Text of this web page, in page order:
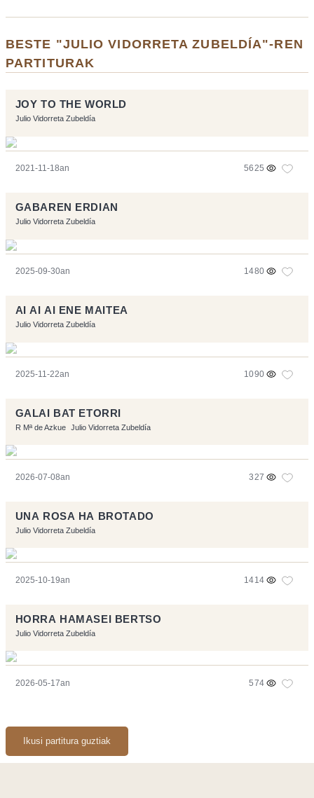
BESTE "JULIO VIDORRETA ZUBELDÍA"-REN
PARTITURAK
JOY TO THE WORLD
Julio Vidorreta Zubeldía
2021-11-18an 5625
GABAREN ERDIAN
Julio Vidorreta Zubeldía
2025-09-30an 1480
AI AI AI ENE MAITEA
Julio Vidorreta Zubeldía
2025-11-22an 1090
GALAI BAT ETORRI
R Mª de Azkue Julio Vidorreta Zubeldía
2026-07-08an 327
UNA ROSA HA BROTADO
Julio Vidorreta Zubeldía
2025-10-19an 1414
HORRA HAMASEI BERTSO
Julio Vidorreta Zubeldía
2026-05-17an 574
Ikusi partitura guztiak